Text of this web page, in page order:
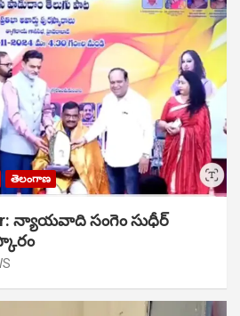
తెలంగాణ
న్యాయవాది సంగెం సుధీర్